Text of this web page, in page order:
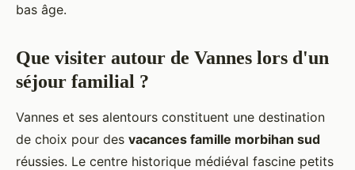
bas âge.
Que visiter autour de Vannes lors d'un
séjour familial ?
Vannes et ses alentours constituent une destination
de choix pour des vacances famille morbihan sud
réussies. Le centre historique médiéval fascine petits